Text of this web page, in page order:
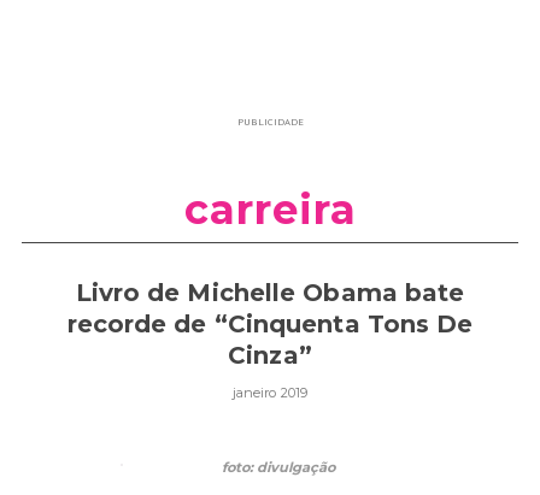
PUBLICIDADE
carreira
Livro de Michelle Obama bate
recorde de “Cinquenta Tons De
Cinza”
janeiro 2019
foto: divulgação